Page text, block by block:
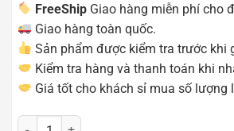
FreeShip Giao hàng miễn phí cho
Giao hàng toàn quốc.
Sản phẩm được kiểm tra trước khi
Kiểm tra hàng và thanh toán khi
Giá tốt cho khách sỉ mua số lượng
Chân giá đỡ kẹp micro fullbox tiện dụng